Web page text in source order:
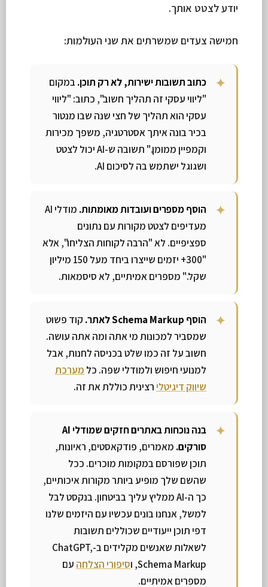
יודע לצטט אותך.
חמישה צעדים שמשרתים את שני העולמות:
כתוב תשובות ישירות, לא רק תוכן. במקום
"ליווי עסקי זה תהליך חשוב", כתוב: "ליווי
עסקי הוא תהליך של חצי שנה שבו מנטור
בכיר בונה איתך אסטרטגיה, משפך מכירות
וקמפיין ממומן." תשובה ש-AI יכול לצטט
ושגוגל ישתמש בה לסיכום AI.
הוסף מספרים ועובדות מאומתות.
מודלי AI
מעדיפים לצטט מקורות עם נתונים
ספציפיים. לא "הרבה לקוחות הצליחו", אלא
"300+ יזמים שייצרו ביחד מעל 150 מיליון
שקל." מספרים אמיתיים, לא סיסמאות.
הוסף Schema Markup לאתר.
קוד פשוט
שמסביר למכונות מי אתה ומה אתה עושה.
חשוב על זה כמו שלט בכניסה לחנות, אבל
למנועי חיפוש ולמודלי שפה. כל מערכת
שיווק דיגיטלירצינית כוללת את זה.
בנה נוכחות באתרים חזקים שמודלי AI
סורקים. מאמרים, פודקאסטים, ראיונות,
תוכן שפורסם במקומות מוכרים. ככל
שהשם שלך מופיע ביותר מקורות איכותיים,
כך ה-AI ממליץ עליך בביטחון. בנקסט לבל
למשל, אנחנו בונים עכשיו עם היזמים שלנו
דפי תוכן ייעודיים שכוללים תשובות
לשאלות שאנשים מקלידים ב-ChatGPT,
Schema Markup, ו סיפורי הצלחה עם
מספרים אמיתיים.